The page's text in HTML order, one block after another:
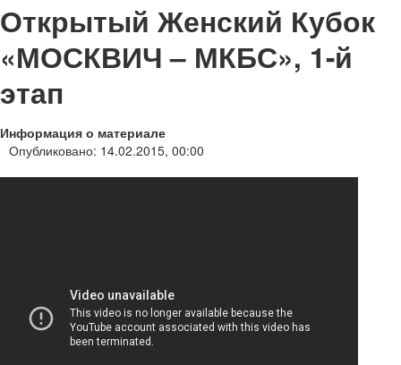
Открытый Женский Кубок
«МОСКВИЧ – МКБС», 1-й
этап
Информация о материале
Опубликовано: 14.02.2015, 00:00